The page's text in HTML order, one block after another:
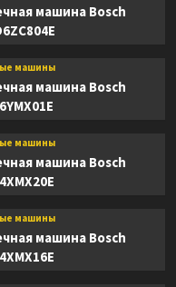
машина Bosch
машины
машина Bosch
машины
машина Bosch
машины
машина Bosch